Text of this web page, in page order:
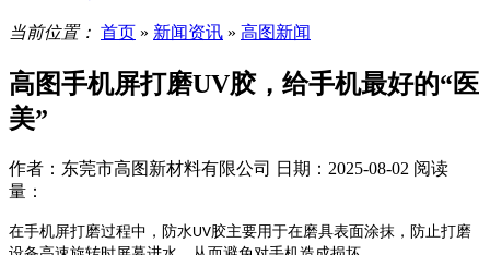
当前位置： 首页 » 新闻资讯 » 高图新闻
高图手机屏打磨UV胶，给手机最好的“医
美”
作者：东莞市高图新材料有限公司 日期：2025-08-02 阅读
量：
在手机屏打磨过程中，防水UV胶主要用于在磨具表面涂抹，防止打磨